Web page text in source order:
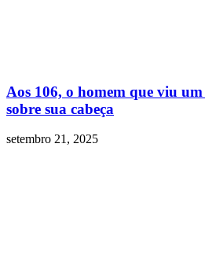
Aos 106, o homem que viu
sobre sua cabeça
setembro 21, 2025